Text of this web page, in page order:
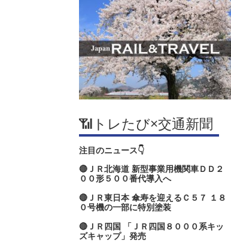
📶トレたび×交通新聞
注目のニュース👇
🔴ＪＲ北海道 新型事業用機関車ＤＤ２
００形５００番代導入へ
🔴ＪＲ東日本 傘寿を迎えるＣ５７ １８
０号機の一部に特別塗装
🔴ＪＲ四国 「ＪＲ四国８０００系キッ
ズキャップ」発売